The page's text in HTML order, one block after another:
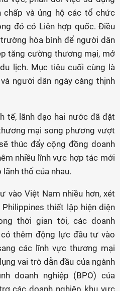
và ủng hộ các tổ chức
đó có Liên hợp quốc. Điều
hòa bình để người dân
tăng cường thương mại, mở
lịch. Mục tiêu cuối cùng là
người dân ngày càng thịnh
tế, lãnh đạo hai nước đã đặt
mại song phương vượt
thúc đẩy cộng đồng doanh
nhiều lĩnh vực hợp tác mới
thổ của nhau.
vào Việt Nam nhiều hơn, xét
thiết lập hiện diện
thời gian tới, các doanh
thêm động lực đầu tư vào
các lĩnh vực thương mại
vai trò dẫn đầu của ngành
doanh nghiệp (BPO) của
các doanh nghiệp khu vực